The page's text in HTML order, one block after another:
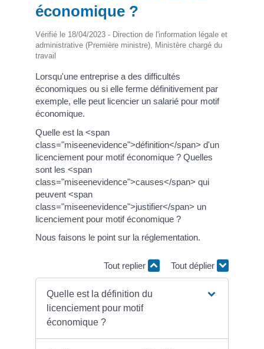
économique ?
Vérifié le 18/04/2023 - Direction de l'information légale et
administrative (Première ministre), Ministère chargé du
travail
Lorsqu'une entreprise a des difficultés
économiques ou si elle ferme définitivement par
exemple, elle peut licencier un salarié pour motif
économique.
Quelle est la <span
class="miseenevidence">définition</span> d'un
licenciement pour motif économique ? Quelles
sont les <span
class="miseenevidence">causes</span> qui
peuvent <span
class="miseenevidence">justifier</span> un
licenciement pour motif économique ?
Nous faisons le point sur la réglementation.
Tout replier Tout déplier
Quelle est la définition du
licenciement pour motif
économique ?